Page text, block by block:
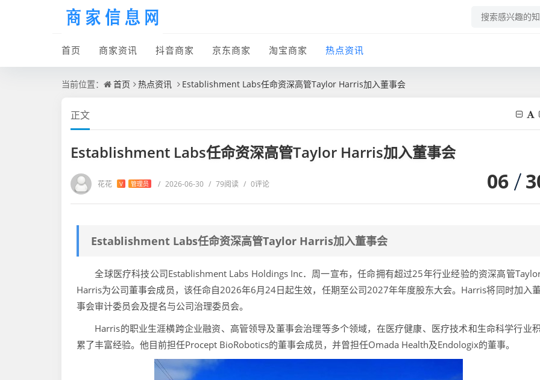
首页 商家资讯 抖音商家 京东商家 淘宝商家 热点资讯
当前位置： 首页 热点资讯 Establishment Labs任命资深高管Taylor Harris加入董事会
正文
Establishment Labs任命资深高管Taylor Harris加入董事会
花花 V 管理员 / 2026-06-30 / 79阅读 / 0评论 06
Establishment Labs任命资深高管Taylor Harris加入董事会
全球医疗科技公司Establishment Labs Holdings Inc．周一宣布，任命拥有超过25年行业经验的资深高管
Harris为公司董事会成员，该任命自2026年6月24日起生效，任期至公司2027年年度股东大会。Harris将同时加入董
事会审计委员会及提名与公司治理委员会。
Harris的职业生涯横跨企业融资、高管领导及董事会治理等多个领域，在医疗健康、医疗技术和生命科学行业积
累了丰富经验。他目前担任Procept BioRobotics的董事会成员，并曾担任Omada Health及Endologix的董事。